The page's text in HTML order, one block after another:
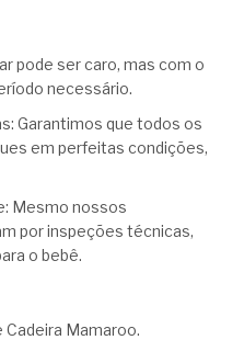
pode ser caro, mas com o
necessário.
Garantimos que todos os
em perfeitas condições,
Mesmo nossos
por inspeções técnicas,
o bebê.
Cadeira Mamaroo.